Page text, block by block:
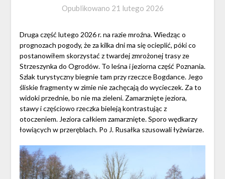
Opublikowano 21 lutego 2026
Druga część lutego 2026 r. na razie mroźna. Wiedząc o
prognozach pogody, że za kilka dni ma się ocieplić, póki co
postanowiłem skorzystać z twardej zmrożonej trasy ze
Strzeszynka do Ogrodów. To leśna i jeziorna część Poznania.
Szlak turystyczny biegnie tam przy rzeczce Bogdance. Jego
śliskie fragmenty w zimie nie zachęcają do wycieczek. Za to
widoki przednie, bo nie ma zieleni. Zamarznięte jeziora,
stawy i częściowo rzeczka bieleją kontrastując z
otoczeniem. Jeziora całkiem zamarznięte. Sporo wędkarzy
łowiących w przeręblach. Po J. Rusałka szusowali łyżwiarze.